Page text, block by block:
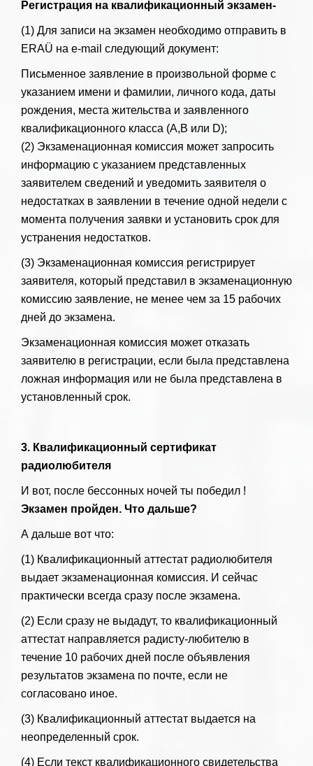
Регистрация на квалификационный экзамен-
(1) Для записи на экзамен необходимо отправить в
ERAÜ на e-mail следующий документ:
Письменное заявление в произвольной форме с
указанием имени и фамилии, личного кода, даты
рождения, места жительства и заявленного
квалификационного класса (A,B или D);
(2) Экзаменационная комиссия может запросить
информацию с указанием представленных
заявителем сведений и уведомить заявителя о
недостатках в заявлении в течение одной недели с
момента получения заявки и установить срок для
устранения недостатков.
(3) Экзаменационная комиссия регистрирует
заявителя, который представил в экзаменационную
комиссию заявление, не менее чем за 15 рабочих
дней до экзамена.
Экзаменационная комиссия может отказать
заявителю в регистрации, если была представлена ​​
ложная информация или не была представлена ​​в
установленный срок.
3. Квалификационный сертификат
радиолюбителя
И вот, после бессонных ночей ты победил !
Экзамен пройден. Что дальше?
А дальше вот что:
(1) Квалификационный аттестат радиолюбителя
выдает экзаменационная комиссия. И сейчас
практически всегда сразу после экзамена.
(2) Если сразу не выдадут, то квалификационный
аттестат направляется радисту-любителю в
течение 10 рабочих дней после объявления
результатов экзамена по почте, если не
согласовано иное.
(3) Квалификационный аттестат выдается на
неопределенный срок.
(4) Если текст квалификационного свидетельства